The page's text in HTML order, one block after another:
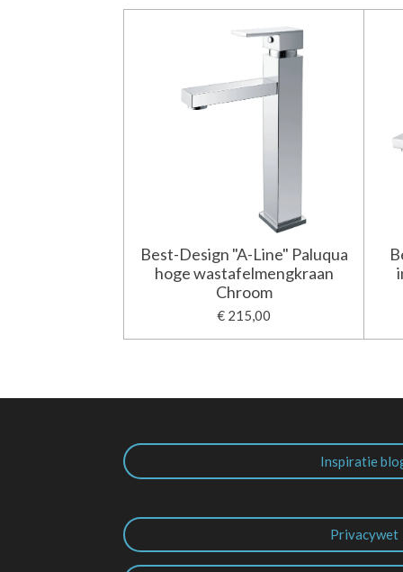
Best-Design "A-Line" Paluqua
hoge wastafelmengkraan
Chroom
€ 215,00
Inspiratie
Privacywet